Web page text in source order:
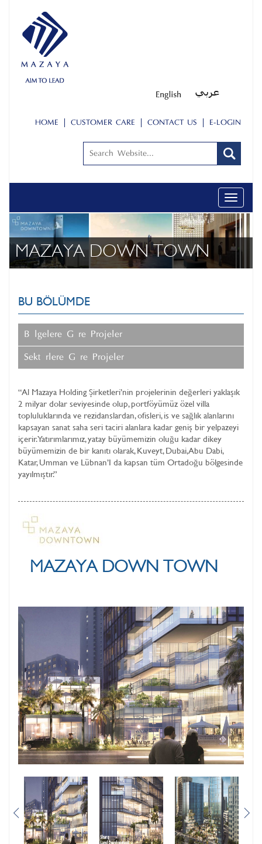
HOME CUSTOMER CARE CONTACT US E-LOGIN
Toggle
ŞİRKET PROFİLİ
PEOPLE
SUSTAINABLE BUSINESS
SERVISLERI
YATIRIMCI İLIŞKILERI
MAZAYA DOWN TOWN
BU BÖLÜMDE
Bölgelere Göre Projeler
Sektörlere Göre Projeler
“Al Mazaya Holding Şirketleri’nin projelerinin değerleri yaklaşık
2 milyar dolar seviyesinde olup, portföyümüz özel villa
topluluklarında ve rezidanslardan, ofisleri, is ve sağlık alanlarını
kapsayan sanat saha seri taciri alanlara kadar geniş bir yelpazeyi
içerir. Yatırımlarımız, yatay büyümemizin oluğu kadar dikey
büyümemizin de bir kanıtı olarak, Kuveyt, Dubai, Abu Dabi,
Katar, Umman ve Lübnan’I da kapsan tüm Ortadoğu bölgesinde
yayılmıştır.”
MAZAYA DOWN TOWN